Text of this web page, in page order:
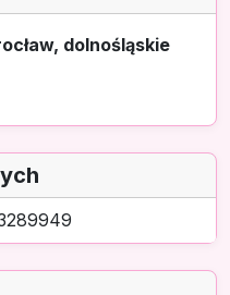
dolnośląskie